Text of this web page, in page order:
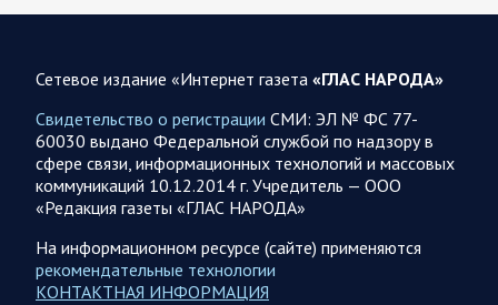
08.08.2026 20:10
Украина
Олег Царев об Украине 8 августа
Зеленский совершает первый за время пребывания у власти
визит в Сербию. На пресс-конференции президент этой
страны Вучич воздержался от прямых…
Сетевое издание «Интернет газета «ГЛАС НАРОДА»
Свидетельство о регистрации СМИ: ЭЛ № ФС 77-
60030 выдано Федеральной службой по надзору в
сфере связи, информационных технологий и массовых
коммуникаций 10.12.2014 г. Учредитель — ООО
«Редакция газеты «ГЛАС НАРОДА»
На информационном ресурсе (сайте) применяются
рекомендательные технологии
КОНТАКТНАЯ ИНФОРМАЦИЯ